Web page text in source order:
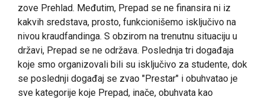
zove Prehlad. Međutim, Prepad se ne finansira ni iz
kakvih sredstava, prosto, funkcionišemo isključivo na
nivou kraudfandinga. S obzirom na trenutnu situaciju u
državi, Prepad se ne održava. Poslednja tri događaja
koje smo organizovali bili su isključivo za studente, dok
se poslednji događaj se zvao "Prestar" i obuhvatao je
sve kategorije koje Prepad, inače, obuhvata kao